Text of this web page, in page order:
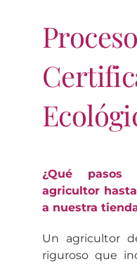
¿Qué
agricultor
a nuestra
Un agricultor
riguroso que